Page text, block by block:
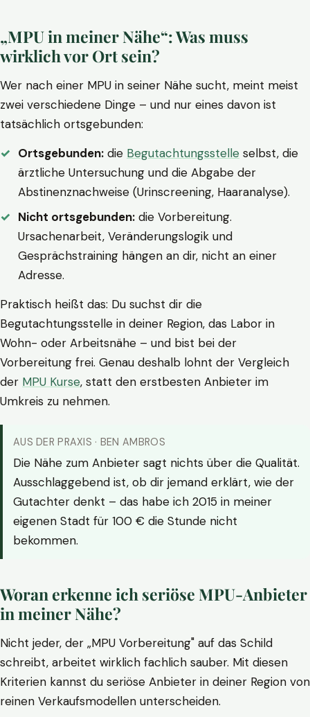
„MPU in meiner Nähe“: Was muss
wirklich vor Ort sein?
Wer nach einer MPU in seiner Nähe sucht, meint meist
zwei verschiedene Dinge – und nur eines davon ist
tatsächlich ortsgebunden:
Ortsgebunden: die Begutachtungsstelle selbst, die
ärztliche Untersuchung und die Abgabe der
Abstinenznachweise (Urinscreening, Haaranalyse).
Nicht ortsgebunden: die Vorbereitung.
Ursachenarbeit, Veränderungslogik und
Gesprächstraining hängen an dir, nicht an einer
Adresse.
Praktisch heißt das: Du suchst dir die
Begutachtungsstelle in deiner Region, das Labor in
Wohn- oder Arbeitsnähe – und bist bei der
Vorbereitung frei. Genau deshalb lohnt der Vergleich
der MPU Kurse, statt den erstbesten Anbieter im
Umkreis zu nehmen.
AUS DER PRAXIS · BEN AMBROS
Die Nähe zum Anbieter sagt nichts über die Qualität.
Ausschlaggebend ist, ob dir jemand erklärt, wie der
Gutachter denkt – das habe ich 2015 in meiner
eigenen Stadt für 100 € die Stunde nicht
bekommen.
Woran erkenne ich seriöse MPU-Anbieter
in meiner Nähe?
Nicht jeder, der „MPU Vorbereitung" auf das Schild
schreibt, arbeitet wirklich fachlich sauber. Mit diesen
Kriterien kannst du seriöse Anbieter in deiner Region von
reinen Verkaufsmodellen unterscheiden.